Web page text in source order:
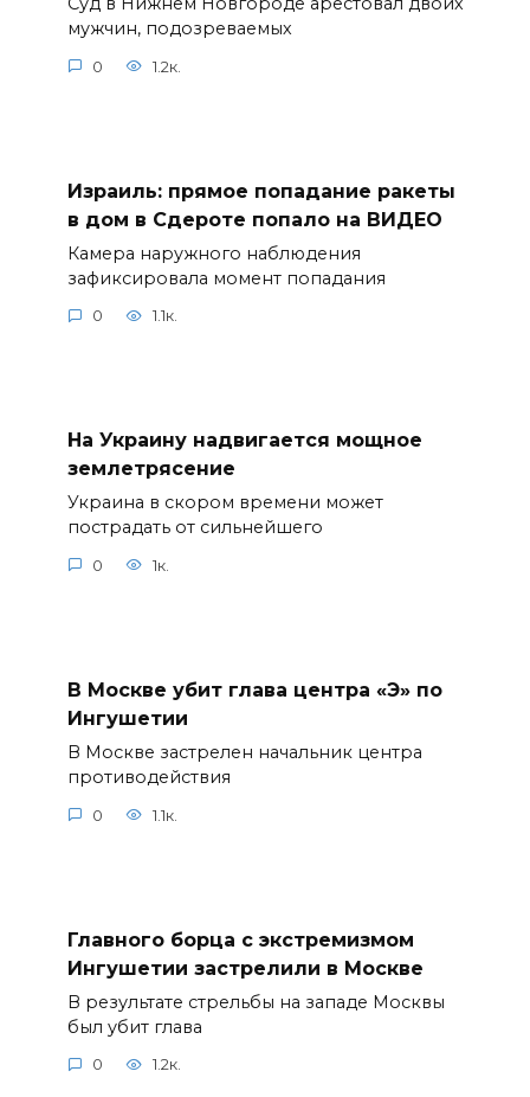
мужчин, подозреваемых
0 1.2к.
Израиль: прямое попадание ракеты
в дом в Сдероте попало на ВИДЕО
Камера наружного наблюдения
зафиксировала момент попадания
0 1.1к.
На Украину надвигается мощное
землетрясение
Украина в скором времени может
пострадать от сильнейшего
0 1к.
В Москве убит глава центра «Э» по
Ингушетии
В Москве застрелен начальник центра
противодействия
0 1.1к.
Главного борца с экстремизмом
Ингушетии застрелили в Москве
В результате стрельбы на западе Москвы
был убит глава
0 1.2к.